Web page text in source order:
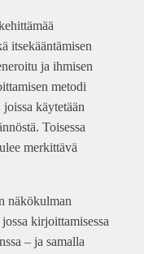
itsekääntämisen
ja ihmisen
metodi
käytetään
Toisessa
merkittävä
näkökulman
kirjoittamisessa
– ja samalla